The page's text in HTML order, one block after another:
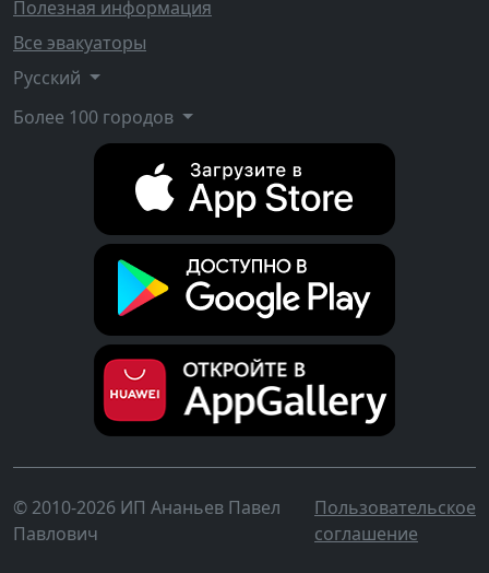
Полезная информация
Все эвакуаторы
Русский
Более 100 городов
© 2010-2026 ИП Ананьев Павел
Павлович
Пользовательское
соглашение